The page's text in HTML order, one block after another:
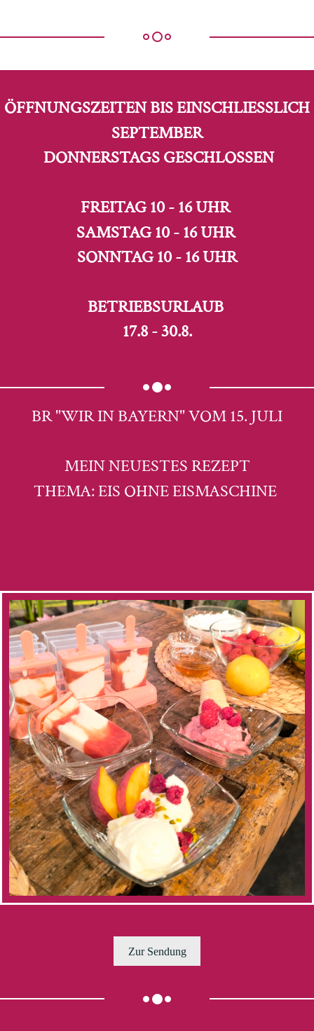
ÖFFNUNGSZEITEN BIS EINSCHLIESSLICH S
EPTEMBER
DONNERSTAGS GESCHLOSSEN
FREITAG 10 - 16 UHR
SAMSTAG 10 - 16 UHR
SONNTAG 10 - 16 UHR
BETRIEBSURLAUB
17.8 - 30.8.
BR "WIR IN BAYERN" VOM 15. JULI
MEIN NEUESTES REZEPT
THEMA: EIS OHNE EISMASCHINE
Zur Sendung